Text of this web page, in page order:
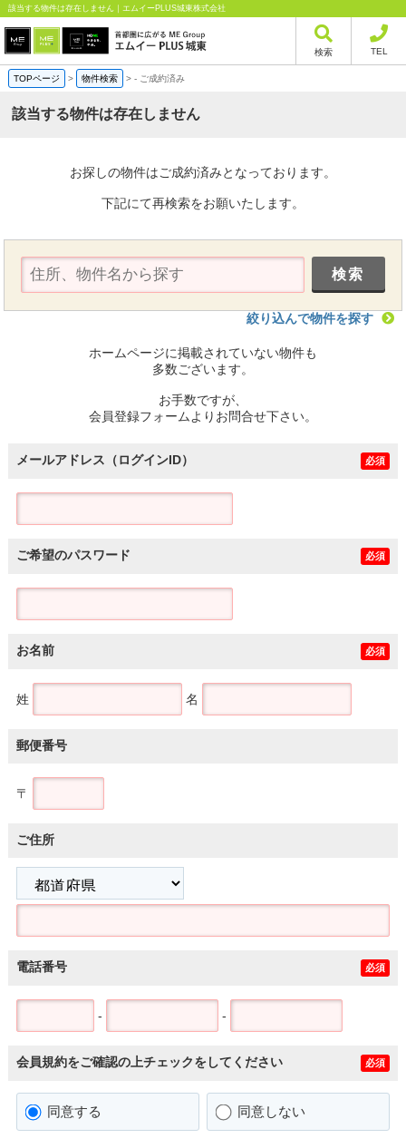
該当する物件は存在しません｜エムイーPLUS城東株式会社
検索 TEL
TOPページ > 物件検索 >- ご成約済み
該当する物件は存在しません
お探しの物件はご成約済みとなっております。
下記にて再検索をお願いたします。
絞り込んで物件を探す
ホームページに掲載されていない物件も
多数ございます。
お手数ですが、
会員登録フォームよりお問合せ下さい。
メールアドレス（ログインID） 必須
ご希望のパスワード 必須
お名前 必須
姓 名
郵便番号
〒
ご住所
電話番号 必須
- -
会員規約をご確認の上チェックをしてください 必須
同意する 同意しない